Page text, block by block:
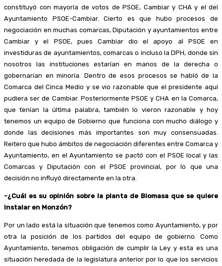
constituyó con mayoría de votos de PSOE, Cambiar y CHA y el del
Ayuntamiento PSOE-Cambiar. Cierto es que hubo procesos de
negociación en muchas comarcas, Diputación y ayuntamientos entre
Cambiar y el PSOE, pues Cambiar dio el apoyo al PSOE en
investiduras de ayuntamientos, comarcas o incluso la DPH, donde sin
nosotros las instituciones estarían en manos de la derecha o
gobernarían en minoría. Dentro de esos procesos se habló de la
Comarca del Cinca Medio y se vio razonable que el presidente aquí
pudiera ser de Cambiar. Posteriormente PSOE y CHA en la Comarca,
que tenían la última palabra, también lo vieron razonable y hoy
tenemos un equipo de Gobierno que funciona con mucho diálogo y
donde las decisiones más importantes son muy consensuadas.
Reitero que hubo ámbitos de negociación diferentes entre Comarca y
Ayuntamiento, en el Ayuntamiento se pactó con el PSOE local y las
Comarcas y Diputación con el PSOE provincial, por lo que una
decisión no influyó directamente en la otra.
-¿Cuál es su opinión sobre la planta de Biomasa que se quiere
instalar en Monzón?
Por un lado está la situación que tenemos como Ayuntamiento, y por
otra la posición de los partidos del equipo de gobierno. Como
Ayuntamiento, tenemos obligación de cumplir la Ley y esta es una
situación heredada de la legislatura anterior por lo que los servicios